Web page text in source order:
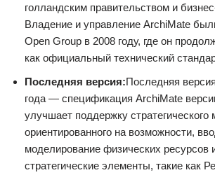
голландским правительством и
Владение и управление ArchiMate
Open Group в 2008 году, где он
как официальный технический
Последняя версия:Последняя
года — спецификация ArchiMate
улучшает поддержку стратегического
ориентированного на возможности,
моделирование физических ресурсов
стратегические элементы, такие как